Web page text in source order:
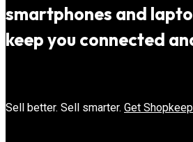
smartphones and
keep you connected
Sell better. Sell smarter. Get